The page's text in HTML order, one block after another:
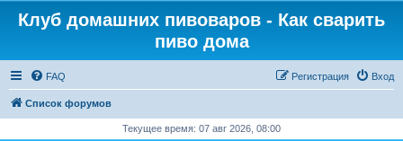
Клуб домашних пивоваров - Как cварить
пиво дома
FAQ Вход
Регистрация
Список форумов
Текущее время: 07 авг 2026, 08:00